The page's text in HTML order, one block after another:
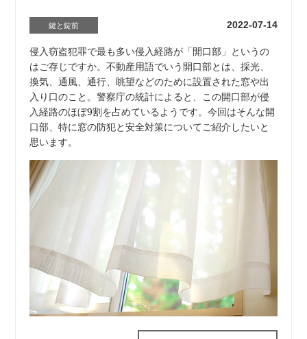
鍵と錠前 2022-07-14
侵入窃盗犯罪で最も多い侵入経路が「開口部」というの
はご存じですか。不動産用語でいう開口部とは、採光、
換気、通風、通行、眺望などのために設置された窓や出
入り口のこと。警察庁の統計によると、この開口部が侵
入経路のほぼ9割を占めているようです。今回はそんな開
口部、特に窓の防犯と安全対策についてご紹介したいと
思います。